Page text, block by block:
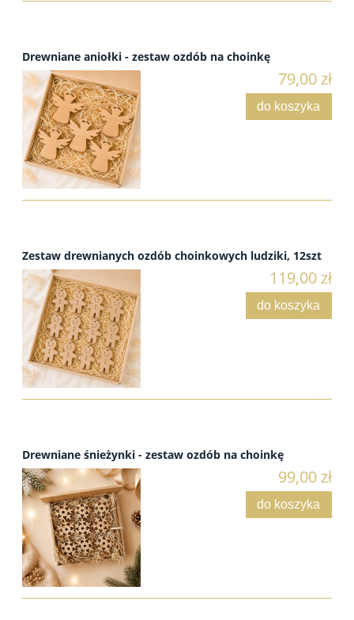
Drewniane aniołki - zestaw ozdób na choinkę
79,00 zł
do koszyka
Zestaw drewnianych ozdób choinkowych ludziki, 12szt
119,00 zł
do koszyka
Drewniane śnieżynki - zestaw ozdób na choinkę
99,00 zł
do koszyka